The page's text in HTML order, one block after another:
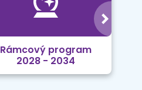
Rámcový program
2028 - 2034